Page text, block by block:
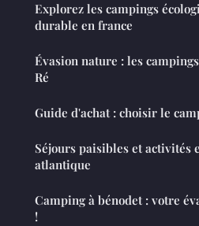
Explorez les campings
durable en france
Évasion nature : les
Ré
Guide d'achat : choisir le
Séjours paisibles et activités
atlantique
Camping à bénodet : votre
!